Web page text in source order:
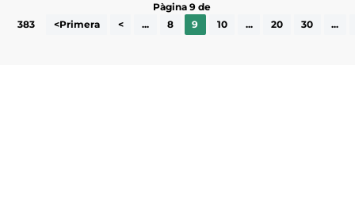
Pàgina 9 de
383
<Primera < ... 8 9 10 ... 20 30 ...